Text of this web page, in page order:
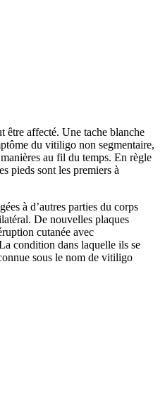
être affecté. Une tache blanche
du vitiligo non segmentaire,
au fil du temps. En règle
pieds sont les premiers à
à d’autres parties du corps
De nouvelles plaques
cutanée avec
condition dans laquelle ils se
sous le nom de vitiligo